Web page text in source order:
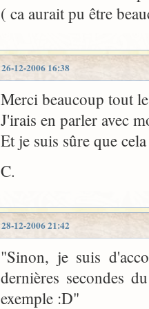
( ca aurait pu être
26-12-2006 16:38
Merci beaucoup tout
J'irais en parler avec
Et je suis sûre que
C.
28-12-2006 21:42
"Sinon, je suis
dernières secondes
exemple :D"